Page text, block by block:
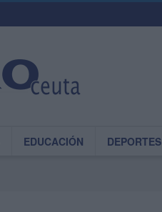
EDUCACIÓN DEPORTES